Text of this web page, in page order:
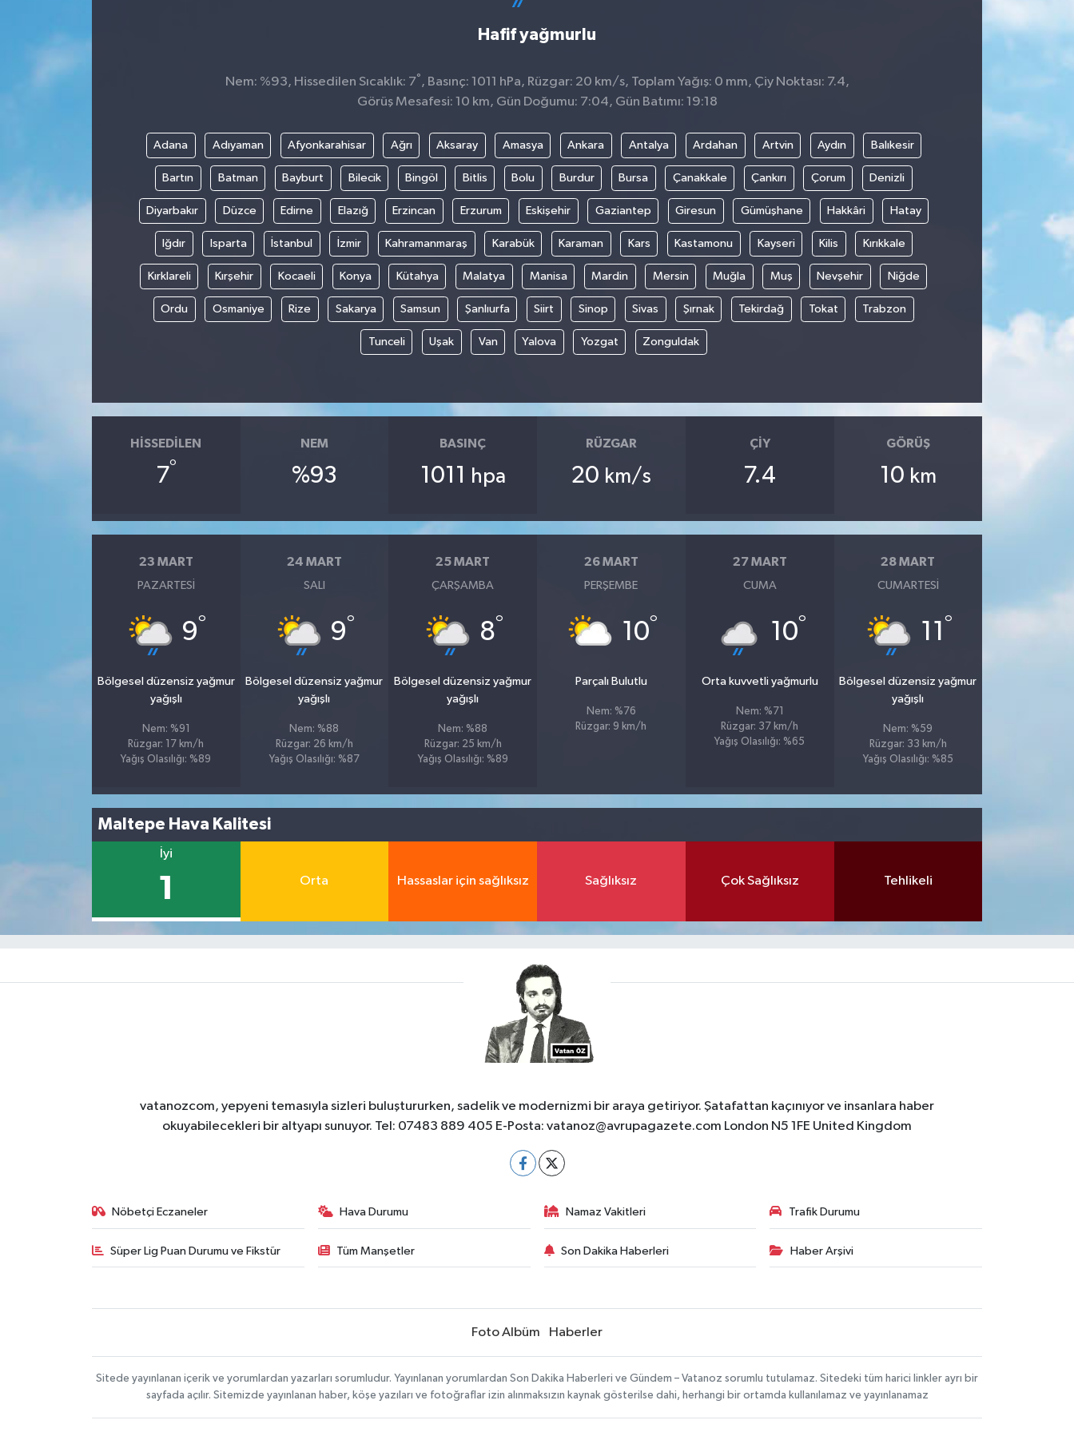
Hafif yağmurlu
Nem: %93, Hissedilen Sıcaklık: 7° , Basınç: 1011 hPa, Rüzgar: 20 km/s, Toplam Yağış: 0 mm, Çiy Noktası: 7.4,
Görüş Mesafesi: 10 km, Gün Doğumu: 7:04, Gün Batımı: 19:18
Adana Adıyaman Afyonkarahisar Ağrı Aksaray Amasya Ankara Antalya Ardahan Artvin Aydın Balıkesir
Bartın Batman Bayburt Bilecik Bingöl Bitlis Bolu Burdur Bursa Çanakkale Çankırı Çorum Denizli
Diyarbakır Düzce Edirne Elazığ Erzincan Erzurum Eskişehir Gaziantep Giresun Gümüşhane Hakkâri Hatay
Iğdır Isparta İstanbul İzmir Kahramanmaraş Karabük Karaman Kars Kastamonu Kayseri Kilis Kırıkkale
Kırklareli Kırşehir Kocaeli Konya Kütahya Malatya Manisa Mardin Mersin Muğla Muş Nevşehir Niğde
Ordu Osmaniye Rize Sakarya Samsun Şanlıurfa Siirt Sinop Sivas Şırnak Tekirdağ Tokat Trabzon
Tunceli Uşak Van Yalova Yozgat Zonguldak
HISSEDILEN
7°
NEM
%93
BASINÇ
1011 hpa
RÜZGAR
20 km/s
ÇIY
7.4
GÖRÜŞ
10 km
23 MART
PAZARTESI
9°
Bölgesel düzensiz yağmur
yağışlı
Nem: %91
Rüzgar: 17 km/h
Yağış Olasılığı: %89
24 MART
SALI
9°
Bölgesel düzensiz yağmur
yağışlı
Nem: %88
Rüzgar: 26 km/h
Yağış Olasılığı: %87
25 MART
ÇARŞAMBA
8°
Bölgesel düzensiz yağmur
yağışlı
Nem: %88
Rüzgar: 25 km/h
Yağış Olasılığı: %89
26 MART
PERŞEMBE
10°
Parçalı Bulutlu
Nem: %76
Rüzgar: 9 km/h
27 MART
CUMA
10°
Orta kuvvetli yağmurlu
Nem: %71
Rüzgar: 37 km/h
Yağış Olasılığı: %65
28 MART
CUMARTESI
11 °
Bölgesel düzensiz yağmur
yağışlı
Nem: %59
Rüzgar: 33 km/h
Yağış Olasılığı: %85
Maltepe Hava Kalitesi
İyi
1 Orta Hassaslar için sağlıksız Sağlıksız Çok Sağlıksız Tehlikeli
vatanozcom, yepyeni temasıyla sizleri buluştururken, sadelik ve modernizmi bir araya getiriyor. Şatafattan kaçınıyor ve insanlara haber
okuyabilecekleri bir altyapı sunuyor. Tel: 07483 889 405 E-Posta: vatanoz@avrupagazete.com London N5 1FE United Kingdom
Nöbetçi Eczaneler Hava Durumu Namaz Vakitleri Trafik Durumu
Süper Lig Puan Durumu ve Fikstür Tüm Manşetler Son Dakika Haberleri Haber Arşivi
Foto Albüm Haberler
Sitede yayınlanan içerik ve yorumlardan yazarları sorumludur. Yayınlanan yorumlardan Son Dakika Haberleri ve Gündem – Vatanoz sorumlu tutulamaz. Sitedeki tüm harici linkler ayrı bir
sayfada açılır. Sitemizde yayınlanan haber, köşe yazıları ve fotoğraflar izin alınmaksızın kaynak gösterilse dahi, herhangi bir ortamda kullanılamaz ve yayınlanamaz